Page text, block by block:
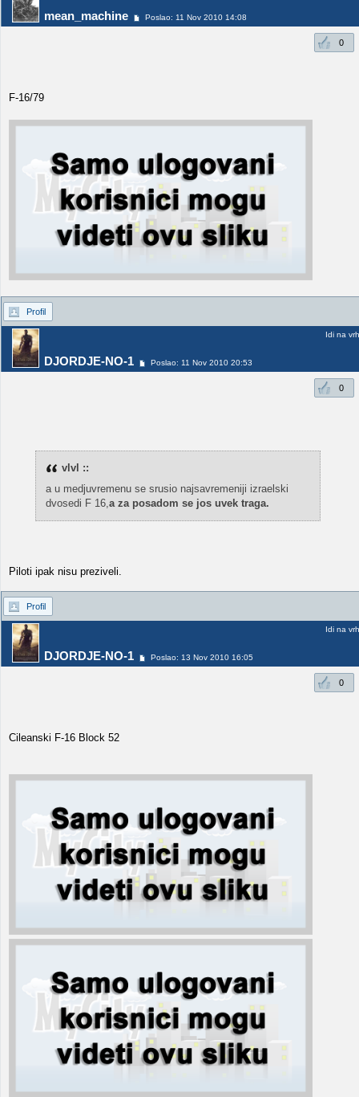
mean_machine Poslao: 11 Nov 2010 14:08
0
F-16/79
Profil
DJORDJE-NO-1 Poslao: 11 Nov 2010 20:53
Idi na vrh
0
vlvl ::
a u medjuvremenu se srusio najsavremeniji izraelski
dvosedi F 16,a za posadom se jos uvek traga.
Piloti ipak nisu preziveli.
Profil
DJORDJE-NO-1 Poslao: 13 Nov 2010 16:05
Idi na vrh
0
Cileanski F-16 Block 52